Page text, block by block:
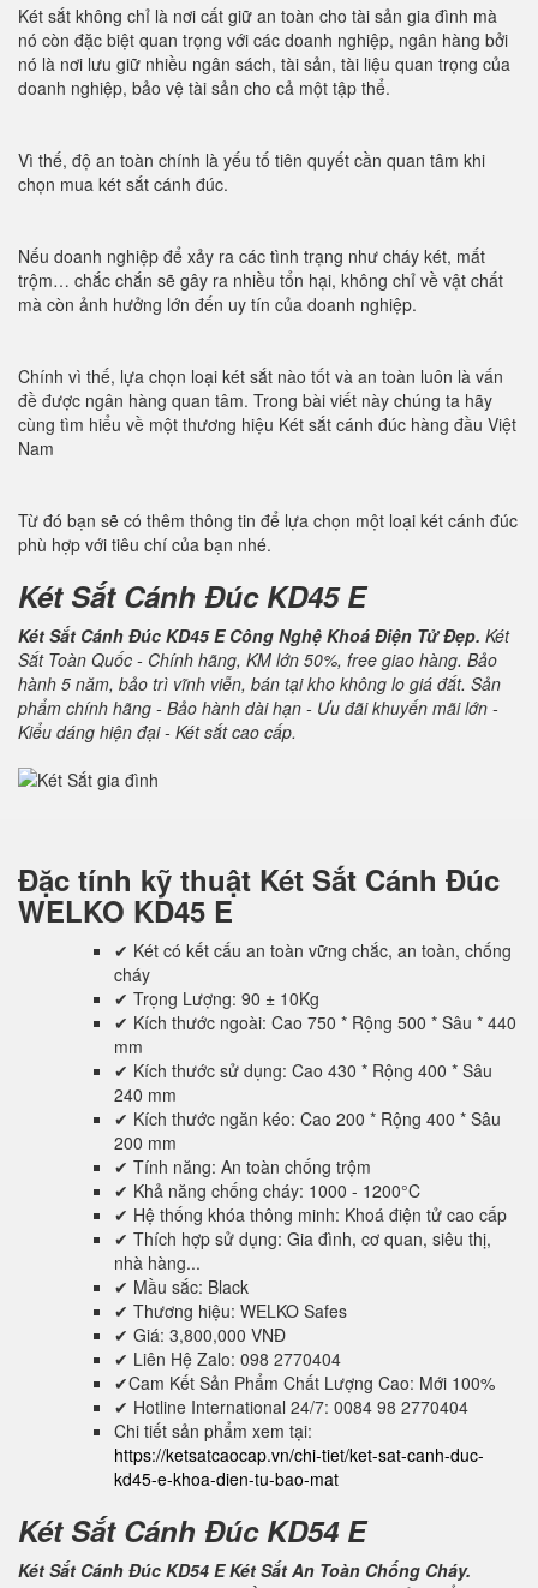
Két sắt không chỉ là nơi cất giữ an toàn cho tài sản gia đình mà
nó còn đặc biệt quan trọng với các doanh nghiệp, ngân hàng bởi
nó là nơi lưu giữ nhiều ngân sách, tài sản, tài liệu quan trọng của
doanh nghiệp, bảo vệ tài sản cho cả một tập thể.
Vì thế, độ an toàn chính là yếu tố tiên quyết cần quan tâm khi
chọn mua két sắt cánh đúc.
Nếu doanh nghiệp để xảy ra các tình trạng như cháy két, mất
trộm… chắc chắn sẽ gây ra nhiều tổn hại, không chỉ về vật chất
mà còn ảnh hưởng lớn đến uy tín của doanh nghiệp.
Chính vì thế, lựa chọn loại két sắt nào tốt và an toàn luôn là vấn
đề được ngân hàng quan tâm. Trong bài viết này chúng ta hãy
cùng tìm hiểu về một thương hiệu Két sắt cánh đúc hàng đầu Việt
Nam
Từ đó bạn sẽ có thêm thông tin để lựa chọn một loại két cánh đúc
phù hợp với tiêu chí của bạn nhé.
Két Sắt Cánh Đúc KD45 E
Két Sắt Cánh Đúc KD45 E Công Nghệ Khoá Điện Tử Đẹp. Két
Sắt Toàn Quốc - Chính hãng, KM lớn 50%, free giao hàng. Bảo
hành 5 năm, bảo trì vĩnh viễn, bán tại kho không lo giá đắt. Sản
phẩm chính hãng - Bảo hành dài hạn - Ưu đãi khuyến mãi lớn -
Kiểu dáng hiện đại - Két sắt cao cấp.
Đặc tính kỹ thuật Két Sắt Cánh Đúc
WELKO KD45 E
✔ Két có kết cấu an toàn vững chắc, an toàn, chống
cháy
✔ Trọng Lượng: 90 ± 10Kg
✔ Kích thước ngoài: Cao 750 * Rộng 500 * Sâu * 440
mm
✔ Kích thước sử dụng: Cao 430 * Rộng 400 * Sâu
240 mm
✔ Kích thước ngăn kéo: Cao 200 * Rộng 400 * Sâu
200 mm
✔ Tính năng: An toàn chống trộm
✔ Khả năng chống cháy: 1000 - 1200°C
✔ Hệ thống khóa thông minh: Khoá điện tử cao cấp
✔ Thích hợp sử dụng: Gia đình, cơ quan, siêu thị,
nhà hàng...
✔ Mầu sắc: Black
✔ Thương hiệu: WELKO Safes
✔ Giá: 3,800,000 VNĐ
✔ Liên Hệ Zalo: 098 2770404
✔Cam Kết Sản Phẩm Chất Lượng Cao: Mới 100%
✔ Hotline International 24/7: 0084 98 2770404
Chi tiết sản phẩm xem tại:
https://ketsatcaocap.vn/chi-tiet/ket-sat-canh-duc-
kd45-e-khoa-dien-tu-bao-mat
Két Sắt Cánh Đúc KD54 E
Két Sắt Cánh Đúc KD54 E Két Sắt An Toàn Chống Cháy.